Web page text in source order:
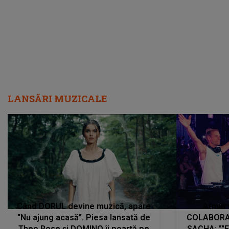
LANSĂRI MUZICALE
Când DORUL devine muzică, apare
"Nu ajung acasă". Piesa lansată de